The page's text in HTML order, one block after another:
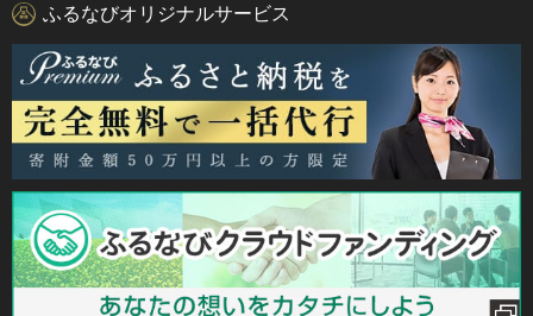
ふるなびオリジナルサービス